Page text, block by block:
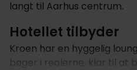
langt til Aarhus centrum.
Hotellet tilbyder
Kroen har en hyggelig
bøger i reolerne, klar til at